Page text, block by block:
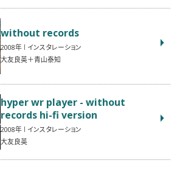
without records
2008
インスタレーション
大友良英＋青山泰知
hyper wr player - without
records hi-fi version
2008
インスタレーション
大友良英